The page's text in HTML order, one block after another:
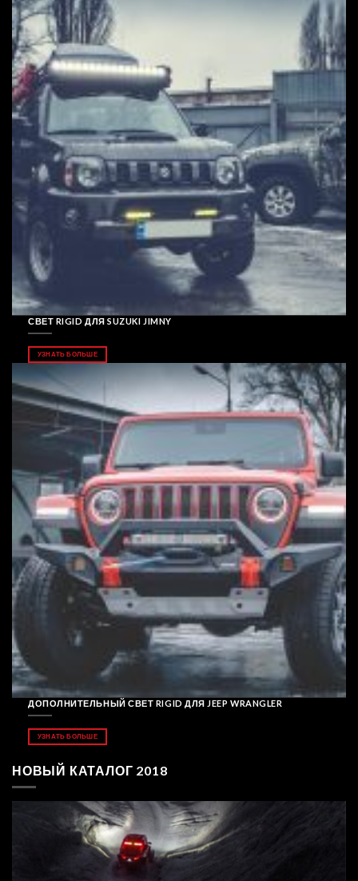
СВЕТ RIGID ДЛЯ SUZUKI JIMNY
УЗНАТЬ БОЛЬШЕ
ДОПОЛНИТЕЛЬНЫЙ СВЕТ RIGID ДЛЯ JEEP WRANGLER
УЗНАТЬ БОЛЬШЕ
НОВЫЙ КАТАЛОГ 2018